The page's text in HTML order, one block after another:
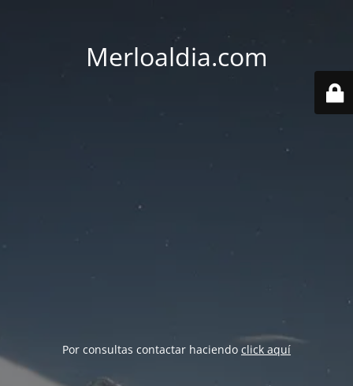
Merloaldia.com
Por consultas contactar haciendo click aquí